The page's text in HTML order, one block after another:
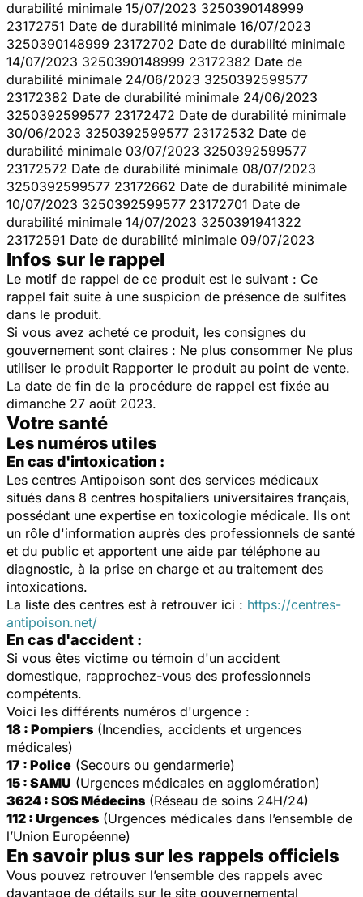
durabilité minimale 15/07/2023 3250390148999
23172751 Date de durabilité minimale 16/07/2023
3250390148999 23172702 Date de durabilité minimale
14/07/2023 3250390148999 23172382 Date de
durabilité minimale 24/06/2023 3250392599577
23172382 Date de durabilité minimale 24/06/2023
3250392599577 23172472 Date de durabilité minimale
30/06/2023 3250392599577 23172532 Date de
durabilité minimale 03/07/2023 3250392599577
23172572 Date de durabilité minimale 08/07/2023
3250392599577 23172662 Date de durabilité minimale
10/07/2023 3250392599577 23172701 Date de
durabilité minimale 14/07/2023 3250391941322
23172591 Date de durabilité minimale 09/07/2023
Infos sur le rappel
Le motif de rappel de ce produit est le suivant : Ce
rappel fait suite à une suspicion de présence de sulfites
dans le produit.
Si vous avez acheté ce produit, les consignes du
gouvernement sont claires : Ne plus consommer Ne plus
utiliser le produit Rapporter le produit au point de vente.
La date de fin de la procédure de rappel est fixée au
dimanche 27 août 2023.
Votre santé
Les numéros utiles
En cas d'intoxication :
Les centres Antipoison sont des services médicaux
situés dans 8 centres hospitaliers universitaires français,
possédant une expertise en toxicologie médicale. Ils ont
un rôle d'information auprès des professionnels de santé
et du public et apportent une aide par téléphone au
diagnostic, à la prise en charge et au traitement des
intoxications.
La liste des centres est à retrouver ici : https://centres-
antipoison.net/
En cas d'accident :
Si vous êtes victime ou témoin d'un accident
domestique, rapprochez-vous des professionnels
compétents.
Voici les différents numéros d'urgence :
18 : Pompiers (Incendies, accidents et urgences
médicales)
17 : Police (Secours ou gendarmerie)
15 : SAMU (Urgences médicales en agglomération)
3624 : SOS Médecins (Réseau de soins 24H/24)
112 : Urgences (Urgences médicales dans l’ensemble de
l’Union Européenne)
En savoir plus sur les rappels officiels
Vous pouvez retrouver l’ensemble des rappels avec
davantage de détails sur le site gouvernemental